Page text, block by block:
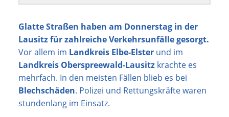
Glatte Straßen haben am Donnerstag in der
Lausitz für zahlreiche Verkehrsunfälle gesorgt.
Vor allem im Landkreis Elbe-Elster und im
Landkreis Oberspreewald-Lausitz krachte es
mehrfach. In den meisten Fällen blieb es bei
Blechschäden. Polizei und Rettungskräfte waren
stundenlang im Einsatz.